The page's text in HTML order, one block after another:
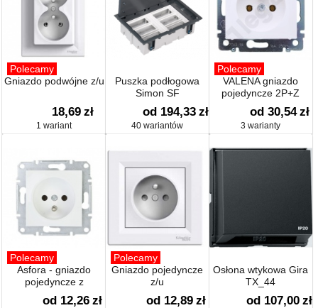
Polecamy
Gniazdo podwójne z/u
18,69 zł
1 wariant
Puszka podłogowa
Simon SF
od 194,33 zł
40 wariantów
Polecamy
VALENA gniazdo
pojedyncze 2P+Z
od 30,54 zł
3 warianty
Polecamy
Asfora - gniazdo
pojedyncze z
uziemieniem
od 12,26 zł
Polecamy
Gniazdo pojedyncze
z/u
od 12,89 zł
Osłona wtykowa Gira
TX_44
od 107,00 zł